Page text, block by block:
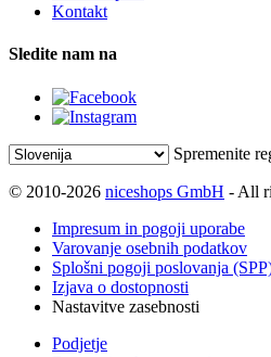
Kontakt
Sledite nam na
Spremenite
© 2010-2026 niceshops GmbH - All
Impresum in pogoji uporabe
Varovanje osebnih podatkov
Splošni pogoji poslovanja
Izjava o dostopnosti
Nastavitve zasebnosti
Podjetje